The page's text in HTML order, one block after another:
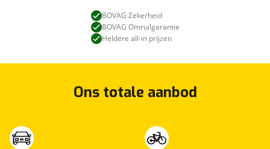
BOVAG Zekerheid
BOVAG Omruilgarantie
Heldere all-in prijzen
Ons totale aanbod